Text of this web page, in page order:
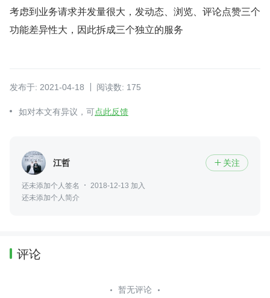
考虑到业务请求并发量很大，发动态、浏览、评论点赞三个
功能差异性大，因此拆成三个独立的服务
发布于: 2021-04-18 阅读数: 175
如对本文有异议，可点此反馈
江哲  关注
还未添加个人签名
2018-12-13 加入
还未添加个人简介
评论
暂无评论